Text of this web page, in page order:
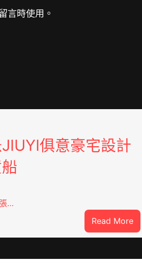
言時使用。
俱意豪宅設計
…
Read More:
風
中